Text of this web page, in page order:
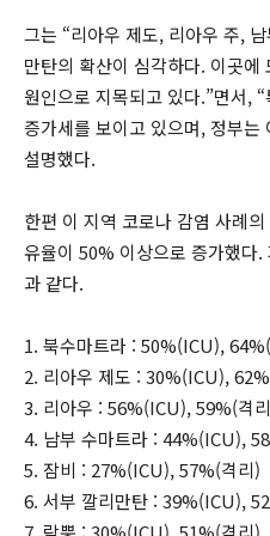
그는 “리아우 제도, 리아우 주,
만탄의 확산이 심각하다. 이곳에
원인으로 지목되고 있다.”면서,
증가세를 보이고 있으며, 정부는
설명했다.
한편 이 지역 코로나 감염 사례
유율이 50% 이상으로 증가했다
과 같다.
1. 북수마트라 : 50%(ICU),
2. 리아우 제도 : 30%(ICU),
3. 리아우 : 56%(ICU), 59%(격
4. 남부 수마트라 : 44%(ICU),
5. 잠비 : 27%(ICU), 57%(격리)
6. 서부 깔리만탄 : 39%(ICU),